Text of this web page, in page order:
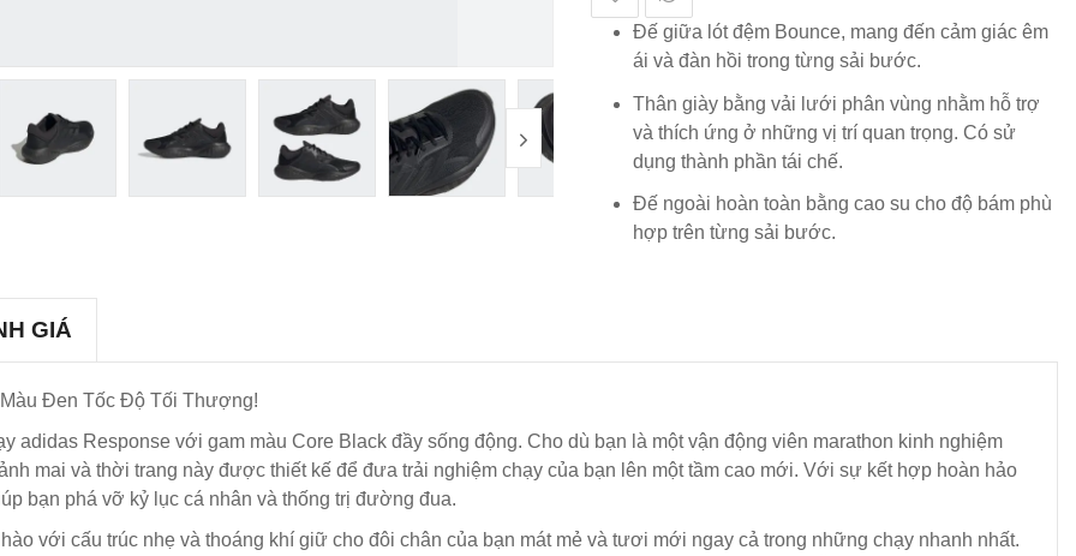
Đế giữa lót đệm Bounce, mang đến cảm giác êm
ái và đàn hồi trong từng sải bước.
Thân giày bằng vải lưới phân vùng nhằm hỗ trợ
và thích ứng ở những vị trí quan trọng. Có sử
dụng thành phần tái chế.
Đế ngoài hoàn toàn bằng cao su cho độ bám phù
hợp trên từng sải bước.
GIÁ
Đen Tốc Độ Tối Thượng!
Response với gam màu Core Black đầy sống động. Cho dù bạn là một vận động viên marathon kinh nghiệm
mai và thời trang này được thiết kế để đưa trải nghiệm chạy của bạn lên một tầm cao mới. Với sự kết hợp hoàn hảo
bạn phá vỡ kỷ lục cá nhân và thống trị đường đua.
với cấu trúc nhẹ và thoáng khí giữ cho đôi chân của bạn mát mẻ và tươi mới ngay cả trong những chạy nhanh nhất.